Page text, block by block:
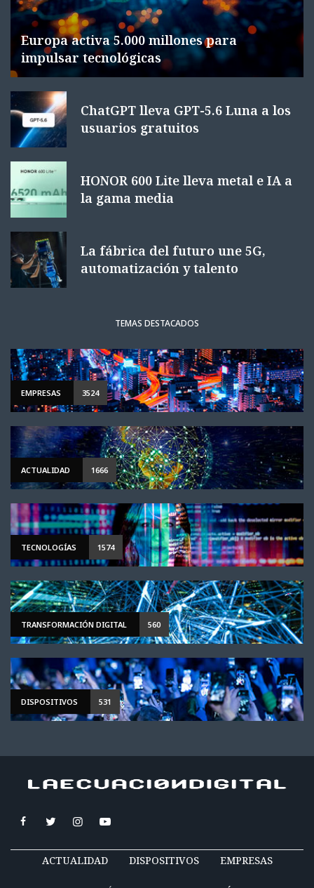
Europa activa 5.000 millones para
impulsar tecnológicas
ChatGPT lleva GPT-5.6 Luna a los
usuarios gratuitos
HONOR 600 Lite lleva metal e IA a
la gama media
La fábrica del futuro une 5G,
automatización y talento
TEMAS DESTACADOS
EMPRESAS 3524
ACTUALIDAD 1666
TECNOLOGÍAS 1574
TRANSFORMACIÓN DIGITAL 560
DISPOSITIVOS 531
ACTUALIDAD DISPOSITIVOS EMPRESAS